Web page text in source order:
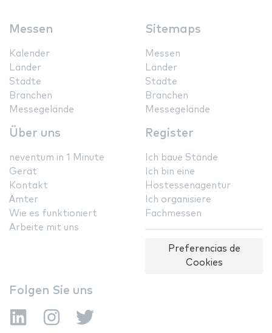
Messen
Kalender
Länder
Städte
Branchen
Messegelände
Sitemaps
Messen
Länder
Städte
Branchen
Messegelände
Über uns
neventum in 1 Minute
Gerät
Kontakt
Ämter
Wie es funktioniert
Arbeite mit uns
Register
Ich baue Stände
Ich bin eine
Hostessenagentur
Ich organisiere
Fachmessen
Preferencias de
Cookies
Folgen Sie uns